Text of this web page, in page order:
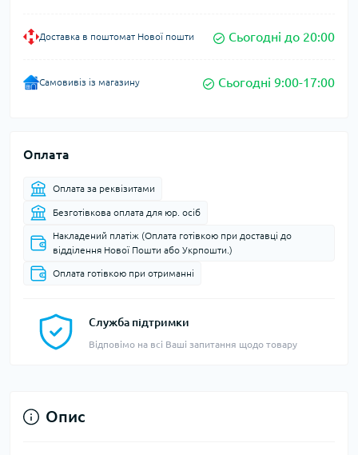
Доставка в поштомат Нової пошти Сьогодні до 20:00
Самовивіз із магазину Сьогодні 9:00-17:00
Оплата
Оплата за реквізитами
Безготівкова оплата для юр. осіб
Накладений платіж (Оплата готівкою при доставці до
відділення Нової Пошти або Укрпошти.)
Оплата готівкою при отриманні
Служба підтримки
Відповімо на всі Ваші запитання щодо товару
Опис